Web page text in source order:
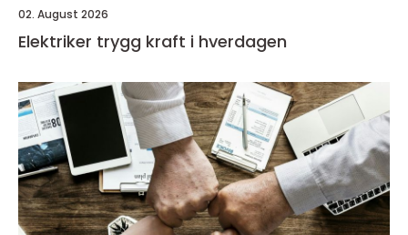
02. August 2026
Elektriker trygg kraft i hverdagen